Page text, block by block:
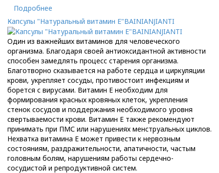
Подробнее
Капсулы "Натуральный витамин Е"BAINIANJIANTI
Один из важнейших витаминов для человеческого
организма. Благодаря своей антиоксидантной активности
способен замедлять процесс старения организма.
Благотворно сказывается на работе сердца и циркуляции
крови, укрепляет сосуды, противостоит инфекциям и
борется с вирусами. Витамин Е необходим для
формирования красных кровяных клеток, укрепления
стенок сосудов и поддержания необходимого уровня
свертываемости крови. Витамин Е также рекомендуют
принимать при ПМС или нарушениях менструальных циклов.
Нехватка витамина Е может привести к нервозным
состояниям, раздражительности, апатичности, частым
головным болям, нарушениям работы сердечно-
сосудистой и репродуктивной систем.